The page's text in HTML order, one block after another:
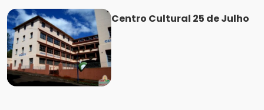
Centro Cultural 25 de Julho